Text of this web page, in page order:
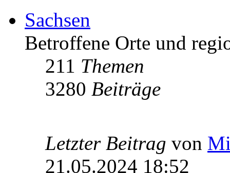
Sachsen
Betroffene Orte und
211 Themen
3280 Beiträge
Letzter Beitrag von
21.05.2024 18:52